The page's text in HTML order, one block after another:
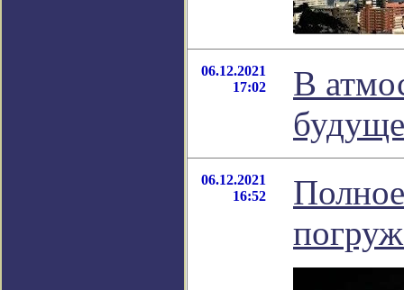
06.12.2021
17:02
В
06.12.2021
16:52